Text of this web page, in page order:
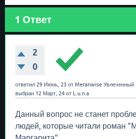
1 Ответ
2
0
ответил 29 Июнь, 23 от Meranwise Увлеченный
выбран 12 Март, 24 от L.u.n.a
Данный вопрос не станет
людей, которые читали роман